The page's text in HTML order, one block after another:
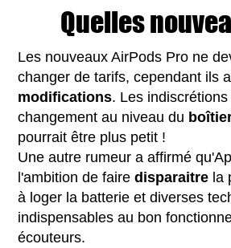
Quelles
Les nouveaux AirPods Pro ne
changer de tarifs, cependant ils
modifications. Les
changement au niveau du
pourrait être plus petit !
Une autre rumeur a affirmé
l'ambition de fairedisparaitre la
à loger la batterie et diverses
indispensables au bon
écouteurs.